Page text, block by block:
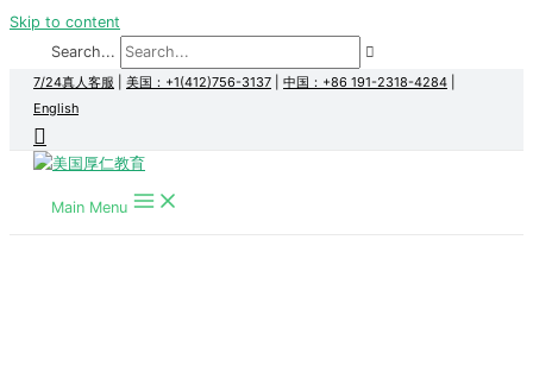
Skip to content
Search...
7/24真人客服 美国：+1(412)756-3137 中国：+86 191-2318-4284
English
Main Menu